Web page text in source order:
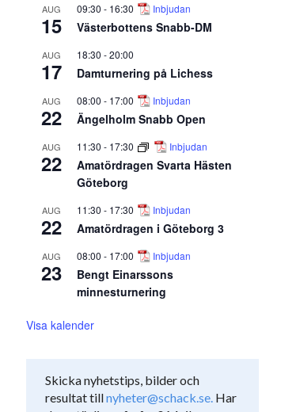
AUG
15
09:30 - 16:30 Inbjudan
Västerbottens Snabb-DM
AUG
17
18:30 -20:00
Damturnering på Lichess
AUG
22
08:00 - 17:00 Inbjudan
Ängelholm Snabb Open
AUG
22
11:30 - 17:30 Inbjudan
Amatördragen Svarta Hästen
Göteborg
AUG
22
11:30 - 17:30 Inbjudan
Amatördragen i Göteborg 3
AUG
23
08:00 - 17:00 Inbjudan
Bengt Einarssons
minnesturnering
Visa kalender
Skicka nyhetstips, bilder och
resultat tillnyheter@schack.se. Har